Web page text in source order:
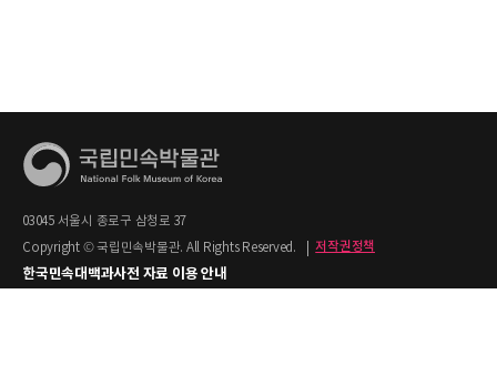
03045 서울시 종로구 삼청로 37
Copyright © 국립민속박물관. All Rights Reserved.
저작권정책
한국민속대백과사전 자료 이용 안내